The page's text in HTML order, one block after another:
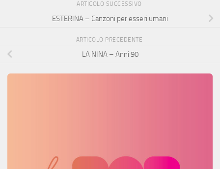
ARTICOLO SUCCESSIVO
ESTERINA – Canzoni per esseri umani
ARTICOLO PRECEDENTE
LA NINA – Anni 90